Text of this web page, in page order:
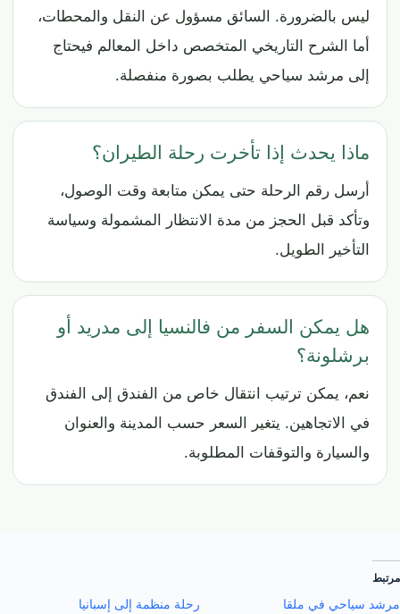
ليس بالضرورة. السائق مسؤول عن النقل والمحطات،
أما الشرح التاريخي المتخصص داخل المعالم فيحتاج
إلى مرشد سياحي يطلب بصورة منفصلة.
ماذا يحدث إذا تأخرت رحلة الطيران؟
أرسل رقم الرحلة حتى يمكن متابعة وقت الوصول،
وتأكد قبل الحجز من مدة الانتظار المشمولة وسياسة
التأخير الطويل.
هل يمكن السفر من فالنسيا إلى مدريد أو
برشلونة؟
نعم، يمكن ترتيب انتقال خاص من الفندق إلى الفندق
في الاتجاهين. يتغير السعر حسب المدينة والعنوان
والسيارة والتوقفات المطلوبة.
مرتبط
مرشد سياحي في ملقا رحلة منظمة إلى إسبانيا